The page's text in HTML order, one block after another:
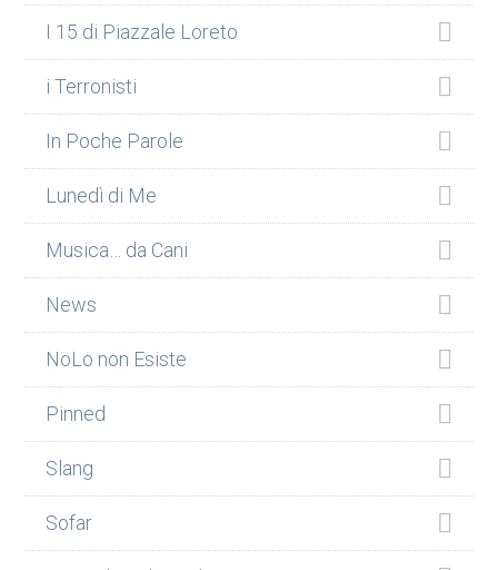
I 15 di Piazzale Loreto
i Terronisti
In Poche Parole
Lunedì di Me
Musica… da Cani
News
NoLo non Esiste
Pinned
Slang
Sofar